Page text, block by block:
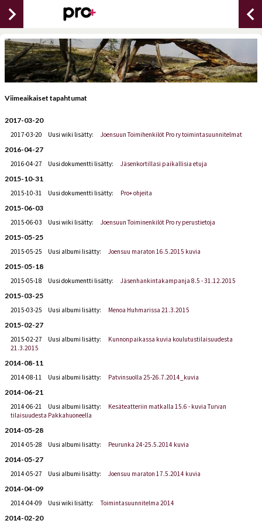
chevron_right chevron_left
Viimeaikaiset tapahtumat
2017-03-20
2017-03-20 Uusi wiki lisätty: Joensuun Toimihenkilöt Pro ry toimintasuunnitelmat
2016-04-27
2016-04-27 Uusi dokumentti lisätty: Jäsenkortillasi paikallisia etuja
2015-10-31
2015-10-31 Uusi dokumentti lisätty: Pro+ ohjeita
2015-06-03
2015-06-03 Uusi wiki lisätty: Joensuun Toiminenkilöt Pro ry perustietoja
2015-05-25
2015-05-25 Uusi albumi lisätty: Joensuu maraton 16.5.2015 kuvia
2015-05-18
2015-05-18 Uusi dokumentti lisätty: Jäsenhankintakampanja 8.5 - 31.12.2015
2015-03-25
2015-03-25 Uusi albumi lisätty: Menoa Huhmarissa 21.3.2015
2015-02-27
2015-02-27 Uusi albumi lisätty:
Kunnonpaikassa kuvia koulutustilaisuudesta
21.3.2015
2014-08-11
2014-08-11 Uusi albumi lisätty: Patvinsuolla 25-26.7.2014_kuvia
2014-06-21
2014-06-21 Uusi albumi lisätty:
Kesäteatteriin matkalla 15.6 - kuvia Turvan
tilaisuudesta Pakkahuoneella
2014-05-28
2014-05-28 Uusi albumi lisätty: Peurunka 24-25.5.2014 kuvia
2014-05-27
2014-05-27 Uusi albumi lisätty: Joensuu maraton 17.5.2014 kuvia
2014-04-09
2014-04-09 Uusi wiki lisätty: Toimintasuunnitelma 2014
2014-02-20